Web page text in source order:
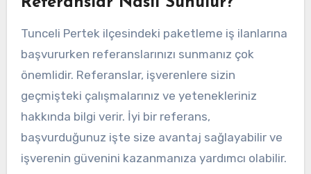
Tunceli Pertek ilçesindeki paketleme iş ilanlarına
başvururken referanslarınızı sunmanız çok
önemlidir. Referanslar, işverenlere sizin
geçmişteki çalışmalarınız ve yetenekleriniz
hakkında bilgi verir. İyi bir referans,
başvurduğunuz işte size avantaj sağlayabilir ve
işverenin güvenini kazanmanıza yardımcı olabilir.